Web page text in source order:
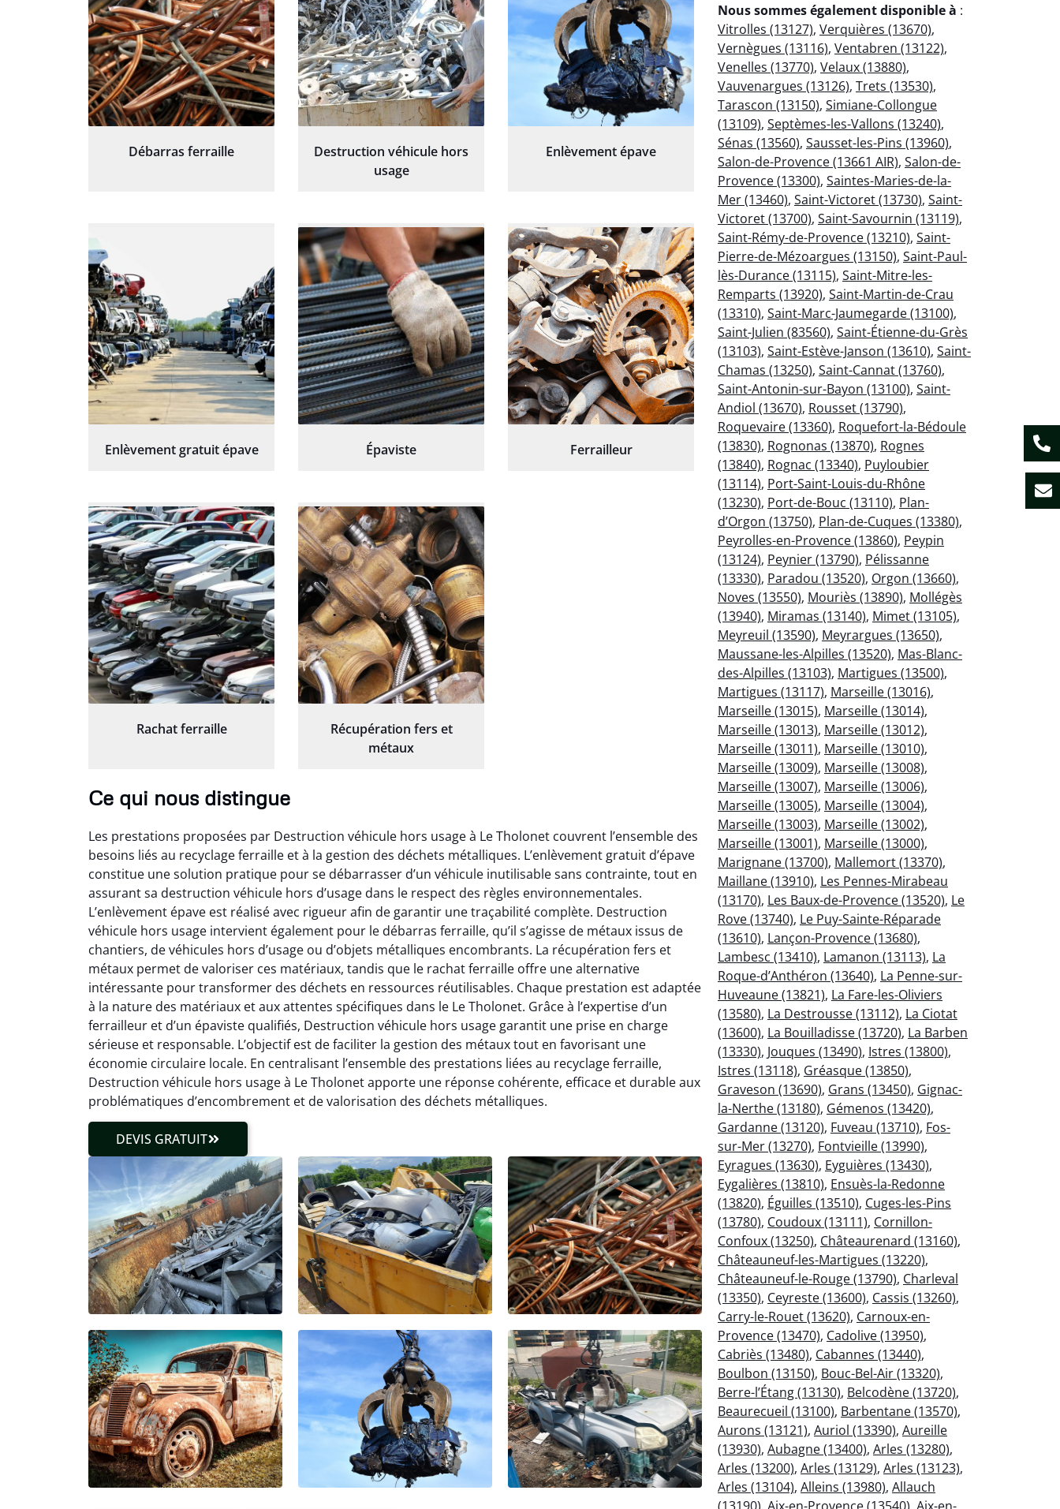
Débarras ferraille
Destruction véhicule hors
usage
Enlèvement épave
Enlèvement gratuit épave Épaviste Ferrailleur
Rachat ferraille
Récupération fers et
métaux
Ce qui nous distingue
Les prestations proposées par Destruction véhicule hors usage à Le Tholonet couvrent l’ensemble des
besoins liés au recyclage ferraille et à la gestion des déchets métalliques. L’enlèvement gratuit d’épave
constitue une solution pratique pour se débarrasser d’un véhicule inutilisable sans contrainte, tout en
assurant sa destruction véhicule hors d’usage dans le respect des règles environnementales.
L’enlèvement épave est réalisé avec rigueur afin de garantir une traçabilité complète. Destruction
véhicule hors usage intervient également pour le débarras ferraille, qu’il s’agisse de métaux issus de
chantiers, de véhicules hors d’usage ou d’objets métalliques encombrants. La récupération fers et
métaux permet de valoriser ces matériaux, tandis que le rachat ferraille offre une alternative
intéressante pour transformer des déchets en ressources réutilisables. Chaque prestation est adaptée
à la nature des matériaux et aux attentes spécifiques dans le Le Tholonet. Grâce à l’expertise d’un
ferrailleur et d’un épaviste qualifiés, Destruction véhicule hors usage garantit une prise en charge
sérieuse et responsable. L’objectif est de faciliter la gestion des métaux tout en favorisant une
économie circulaire locale. En centralisant l’ensemble des prestations liées au recyclage ferraille,
Destruction véhicule hors usage à Le Tholonet apporte une réponse cohérente, efficace et durable aux
problématiques d’encombrement et de valorisation des déchets métalliques.
DEVIS GRATUIT
Nous sommes également disponible à :
Vitrolles (13127), Verquières (13670),
Vernègues (13116), Ventabren (13122),
Venelles (13770), Velaux (13880),
Vauvenargues (13126), Trets (13530),
Tarascon (13150), Simiane-Collongue
(13109), Septèmes-les-Vallons (13240),
Sénas (13560), Sausset-les-Pins (13960),
Salon-de-Provence (13661 AIR), Salon-de-
Provence (13300), Saintes-Maries-de-la-
Mer (13460), Saint-Victoret (13730), Saint-
Victoret (13700), Saint-Savournin (13119),
Saint-Rémy-de-Provence (13210), Saint-
Pierre-de-Mézoargues (13150), Saint-Paul-
lès-Durance (13115), Saint-Mitre-les-
Remparts (13920), Saint-Martin-de-Crau
(13310), Saint-Marc-Jaumegarde (13100),
Saint-Julien (83560), Saint-Étienne-du-Grès
(13103), Saint-Estève-Janson (13610), Saint-
Chamas (13250), Saint-Cannat (13760),
Saint-Antonin-sur-Bayon (13100), Saint-
Andiol (13670), Rousset (13790),
Roquevaire (13360), Roquefort-la-Bédoule
(13830), Rognonas (13870), Rognes
(13840), Rognac (13340), Puyloubier
(13114), Port-Saint-Louis-du-Rhône
(13230), Port-de-Bouc (13110), Plan-
d’Orgon (13750), Plan-de-Cuques (13380),
Peyrolles-en-Provence (13860), Peypin
(13124), Peynier (13790), Pélissanne
(13330), Paradou (13520), Orgon (13660),
Noves (13550), Mouriès (13890), Mollégès
(13940), Miramas (13140), Mimet (13105),
Meyreuil (13590), Meyrargues (13650),
Maussane-les-Alpilles (13520), Mas-Blanc-
des-Alpilles (13103), Martigues (13500),
Martigues (13117), Marseille (13016),
Marseille (13015), Marseille (13014),
Marseille (13013), Marseille (13012),
Marseille (13011), Marseille (13010),
Marseille (13009), Marseille (13008),
Marseille (13007), Marseille (13006),
Marseille (13005), Marseille (13004),
Marseille (13003), Marseille (13002),
Marseille (13001), Marseille (13000),
Marignane (13700), Mallemort (13370),
Maillane (13910), Les Pennes-Mirabeau
(13170), Les Baux-de-Provence (13520), Le
Rove (13740), Le Puy-Sainte-Réparade
(13610), Lançon-Provence (13680),
Lambesc (13410), Lamanon (13113), La
Roque-d’Anthéron (13640), La Penne-sur-
Huveaune (13821), La Fare-les-Oliviers
(13580), La Destrousse (13112), La Ciotat
(13600), La Bouilladisse (13720), La Barben
(13330), Jouques (13490), Istres (13800),
Istres (13118), Gréasque (13850),
Graveson (13690), Grans (13450), Gignac-
la-Nerthe (13180), Gémenos (13420),
Gardanne (13120), Fuveau (13710), Fos-
sur-Mer (13270), Fontvieille (13990),
Eyragues (13630), Eyguières (13430),
Eygalières (13810), Ensuès-la-Redonne
(13820), Éguilles (13510), Cuges-les-Pins
(13780), Coudoux (13111), Cornillon-
Confoux (13250), Châteaurenard (13160),
Châteauneuf-les-Martigues (13220),
Châteauneuf-le-Rouge (13790), Charleval
(13350), Ceyreste (13600), Cassis (13260),
Carry-le-Rouet (13620), Carnoux-en-
Provence (13470), Cadolive (13950),
Cabriès (13480), Cabannes (13440),
Boulbon (13150), Bouc-Bel-Air (13320),
Berre-l’Étang (13130), Belcodène (13720),
Beaurecueil (13100), Barbentane (13570),
Aurons (13121), Auriol (13390), Aureille
(13930), Aubagne (13400), Arles (13280),
Arles (13200), Arles (13129), Arles (13123),
Arles (13104), Alleins (13980), Allauch